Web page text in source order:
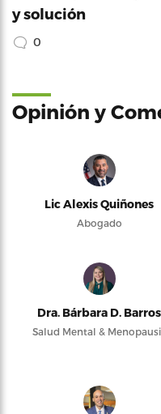
y solución
0
Opinión y
Lic Alexis Quiñones
Abogado
Dra. Bárbara D. Barros
Salud Mental &